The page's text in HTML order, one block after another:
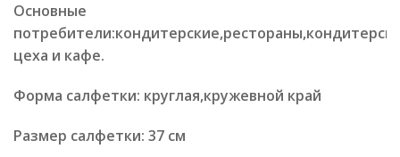
Основные
цеха и кафе.
Форма салфетки: круглая,кружевной край
Размер салфетки: 37 см